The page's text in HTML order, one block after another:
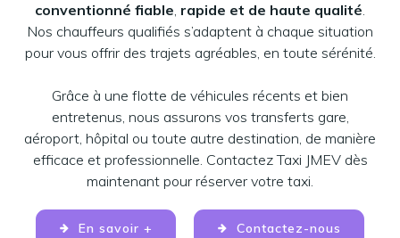
conventionné fiable, rapide et de haute qualité.
Nos chauffeurs qualifiés s’adaptent à chaque situation
pour vous offrir des trajets agréables, en toute sérénité.
Grâce à une flotte de véhicules récents et bien
entretenus, nous assurons vos transferts gare,
aéroport, hôpital ou toute autre destination, de manière
efficace et professionnelle. Contactez Taxi JMEV dès
maintenant pour réserver votre taxi.
En savoir + Contactez-nous